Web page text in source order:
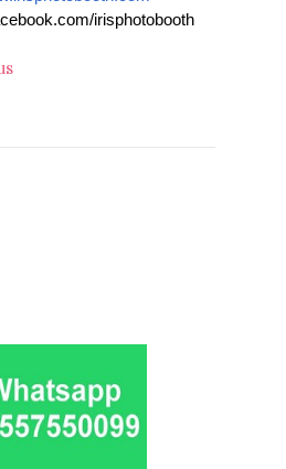
irisphotobooth